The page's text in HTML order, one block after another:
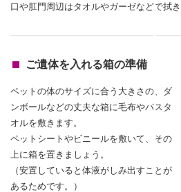
口や肛門周辺はタオルやガーゼなどで拭
ご遺体を入れる箱の準備
ペットの体のサイズに合う大きさの、ダ
ンボールなどの丈夫な箱に毛布やバスタ
オルを敷きます。
ペットシートやビニールを敷いて、その
上に箱を置きましょう。
（安置していると体液がしみ出すことが
あるためです。）